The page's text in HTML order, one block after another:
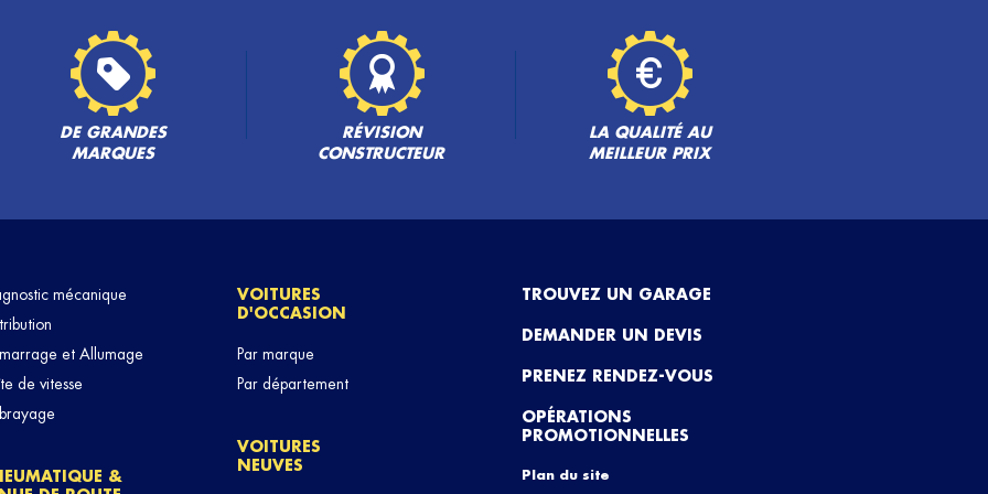
DE GRANDES
MARQUES
RÉVISION
CONSTRUCTEUR
LA QUALITÉ AU
MEILLEUR PRIX
mécanique
et Allumage
de vitesse
&
VOITURES
D'OCCASION
Par marque
Par département
VOITURES
NEUVES
TROUVEZ UN GARAGE
DEMANDER UN DEVIS
PRENEZ RENDEZ-VOUS
OPÉRATIONS
PROMOTIONNELLES
Plan du site